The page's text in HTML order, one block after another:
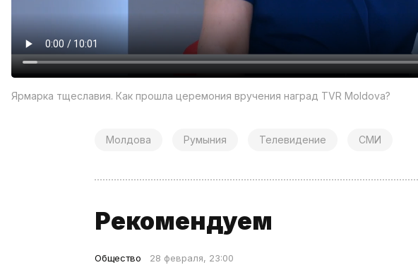
Ярмарка тщеславия. Как прошла церемония вручения наград TVR Moldova?
Молдова Румыния Телевидение СМИ
Рекомендуем
Общество 28 февраля, 23:00